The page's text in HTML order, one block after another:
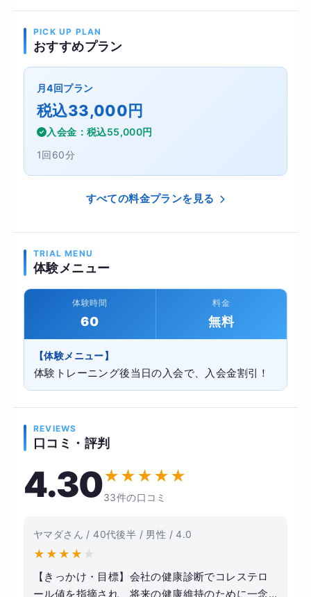
PICK UP PLAN
おすすめプラン
月4回プラン
税込33,000円
入会金：税込55,000円
1回60分
すべての料金プランを見る
TRIAL MENU
体験メニュー
体験時間
60
料金
無料
【体験メニュー】
体験トレーニング後当日の入会で、入会金割引！
REVIEWS
口コミ・評判
4.30★★★★★
33件の口コミ
ヤマダさん / 40代後半 / 男性 / 4.0
★ ★ ★ ★ ★
【きっかけ・目標】会社の健康診断でコレステロ
ール値を指摘され、将来の健康維持のために一念